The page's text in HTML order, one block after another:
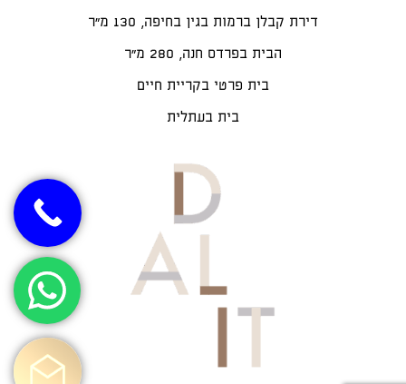
דירת קבלן ברמות בגין בחיפה, 130 מ"ר
הבית בפרדס חנה, 280 מ״ר
בית פרטי בקריית חיים
בית בעתלית